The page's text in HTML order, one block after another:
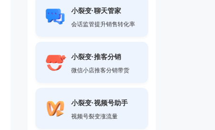
小裂变·聊天管家
会话监管提升销售转化率
小裂变·推客分销
微信小店推客分销带货
小裂变·视频号助手
视频号裂变涨流量